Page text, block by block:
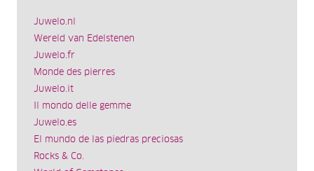
Juwelo.nl
Wereld van Edelstenen
Juwelo.fr
Monde des pierres
Juwelo.it
Il mondo delle gemme
Juwelo.es
El mundo de las piedras preciosas
Rocks & Co.